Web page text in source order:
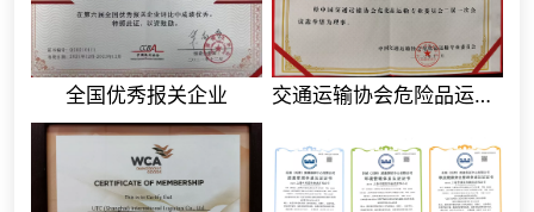
全国优秀报关企业 交通运输协会危险品运输专业委员会